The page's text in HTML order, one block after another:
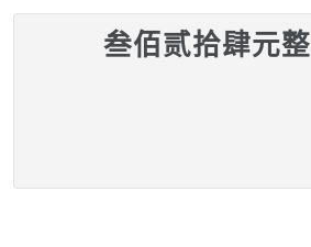
叁佰贰拾肆元整